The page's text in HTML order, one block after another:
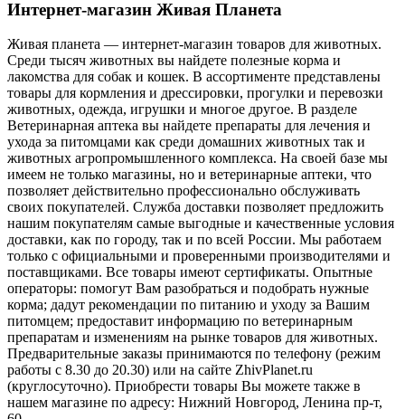
Интернет-магазин Живая Планета
Живая планета — интернет-магазин товаров для животных.
Среди тысяч животных вы найдете полезные корма и
лакомства для собак и кошек. В ассортименте представлены
товары для кормления и дрессировки, прогулки и перевозки
животных, одежда, игрушки и многое другое. В разделе
Ветеринарная аптека вы найдете препараты для лечения и
ухода за питомцами как среди домашних животных так и
животных агропромышленного комплекса. На своей базе мы
имеем не только магазины, но и ветеринарные аптеки, что
позволяет действительно профессионально обслуживать
своих покупателей. Служба доставки позволяет предложить
нашим покупателям самые выгодные и качественные условия
доставки, как по городу, так и по всей России. Мы работаем
только с официальными и проверенными производителями и
поставщиками. Все товары имеют сертификаты. Опытные
операторы: помогут Вам разобраться и подобрать нужные
корма; дадут рекомендации по питанию и уходу за Вашим
питомцем; предоставит информацию по ветеринарным
препаратам и изменениям на рынке товаров для животных.
Предварительные заказы принимаются по телефону (режим
работы с 8.30 до 20.30) или на сайте ZhivPlanet.ru
(круглосуточно). Приобрести товары Вы можете также в
нашем магазине по адресу: Нижний Новгород, Ленина пр-т,